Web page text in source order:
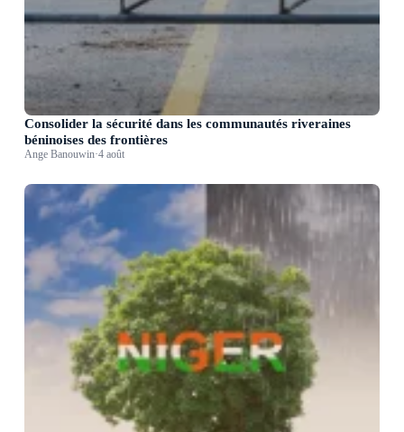
Consolider la sécurité dans les communautés riveraines
béninoises des frontières
Ange Banouwin·4 août